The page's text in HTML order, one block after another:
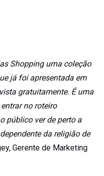
Shopping uma coleção
já foi apresentada em
gratuitamente. É uma
no roteiro
público ver de perto a
da religião de
Gerente de Marketing